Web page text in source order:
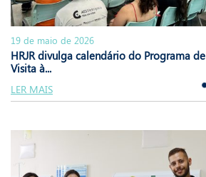
19 de maio de 2026
HRJR divulga calendário do Programa de
Visita à...
LER MAIS